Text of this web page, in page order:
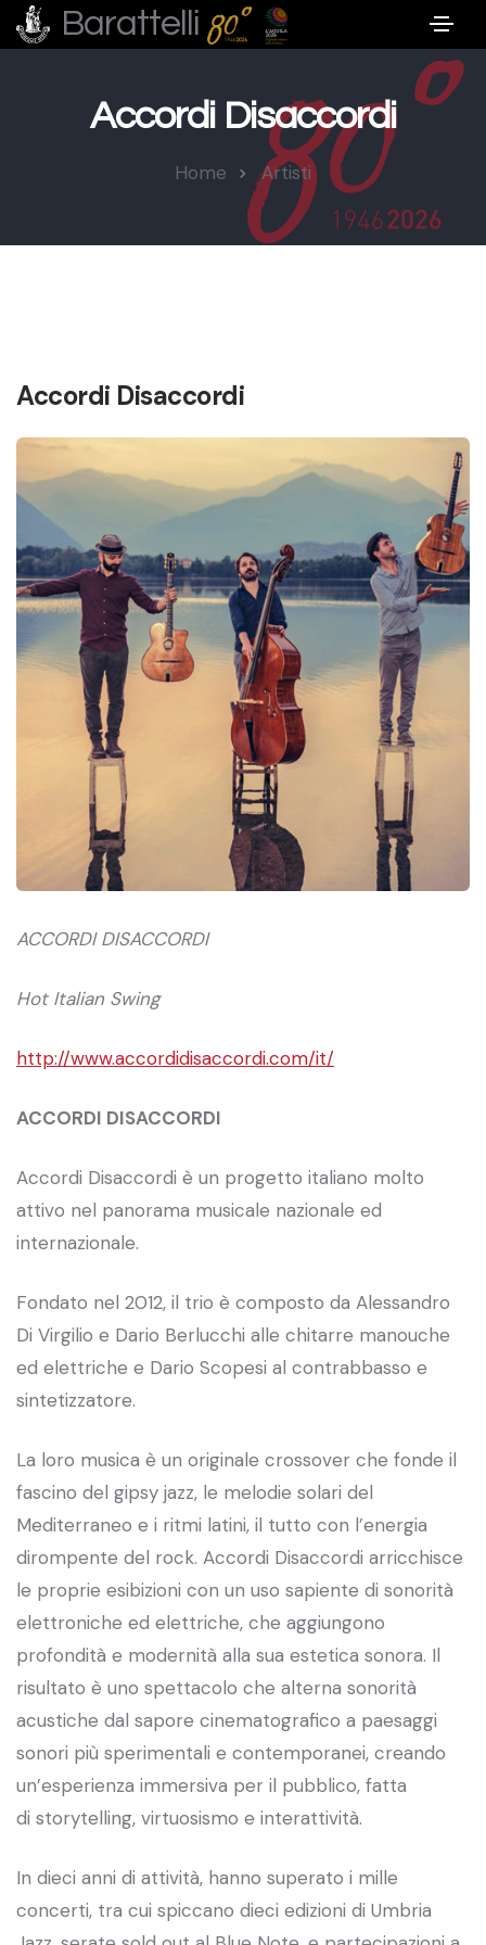
Barattelli
Accordi Disaccordi
Home Artisti
Accordi Disaccordi
ACCORDI DISACCORDI
Hot Italian Swing
http://www.accordidisaccordi.com/it/
ACCORDI DISACCORDI
Accordi Disaccordi è un progetto italiano molto
attivo nel panorama musicale nazionale ed
internazionale.
Fondato nel 2012, il trio è composto da Alessandro
Di Virgilio e Dario Berlucchi alle chitarre manouche
ed elettriche e Dario Scopesi al contrabbasso e
sintetizzatore.
La loro musica è un originale crossover che fonde il
fascino del gipsy jazz, le melodie solari del
Mediterraneo e i ritmi latini, il tutto con l’energia
dirompente del rock. Accordi Disaccordi arricchisce
le proprie esibizioni con un uso sapiente di sonorità
elettroniche ed elettriche, che aggiungono
profondità e modernità alla sua estetica sonora. Il
risultato è uno spettacolo che alterna sonorità
acustiche dal sapore cinematografico a paesaggi
sonori più sperimentali e contemporanei, creando
un’esperienza immersiva per il pubblico, fatta
di storytelling, virtuosismo e interattività.
In dieci anni di attività, hanno superato i mille
concerti, tra cui spiccano dieci edizioni di Umbria